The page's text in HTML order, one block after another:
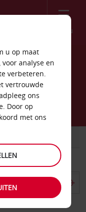
Menu
u op maat
analyse en
verbeteren.
vertrouwde
ons
Door op
met ons